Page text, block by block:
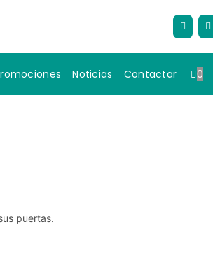
Noticias Contactar 0
puertas.